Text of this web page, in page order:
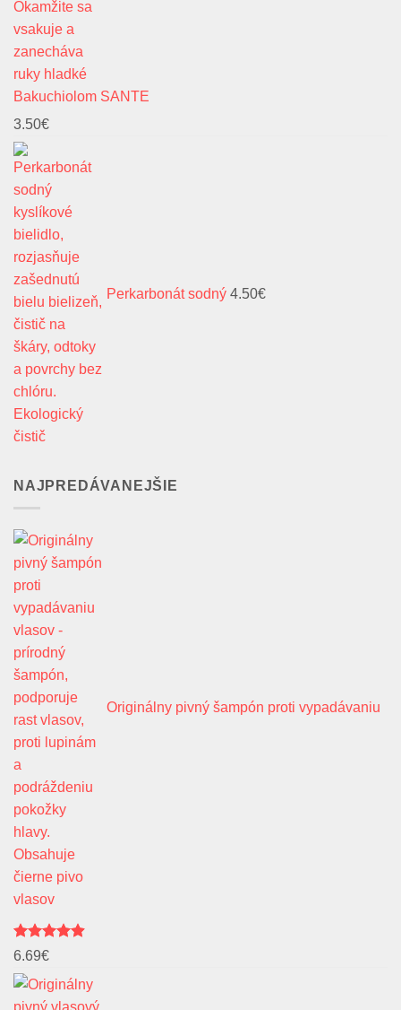
Bakuchiolom SANTE
3.50€
Perkarbonát sodný 4.50€
NAJPREDÁVANEJŠIE
Originálny pivný šampón proti vypadávaniu
vlasov
Hodnotenie
6.69€